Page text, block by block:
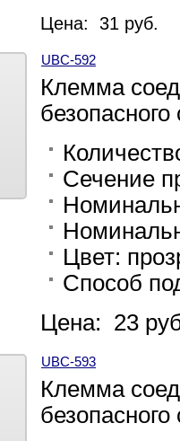
Цена: 31 руб.
UBC-592
Клемма
Сечение
Цвет:
Способ
Цена: 23
UBC-593
Клемма